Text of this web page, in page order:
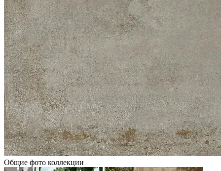
Общие фото коллекции